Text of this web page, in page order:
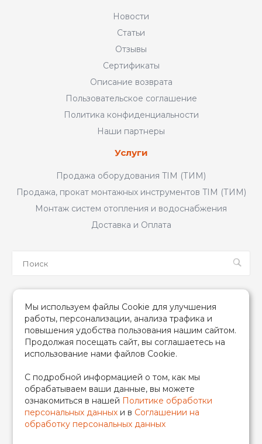
Новости
Статьи
Отзывы
Сертификаты
Описание возврата
Пользовательское соглашение
Политика конфиденциальности
Наши партнеры
Услуги
Продажа оборудования TIM (ТИМ)
Продажа, прокат монтажных инструментов TIM (ТИМ)
Монтаж систем отопления и водоснабжения
Доставка и Оплата
2026 © TIM (ТИМ) Инженерная сантехника, Все права
защищены
ИП Гончаренко Надежда Николаевна
500708528433/319500700011740
Мы используем файлы Cookie для улучшения
работы, персонализации, анализа трафика и
повышения удобства пользования нашим сайтом.
Продолжая посещать сайт, вы соглашаетесь на
использование нами файлов Cookie.
С подробной информацией о том, как мы
обрабатываем ваши данные, вы можете
ознакомиться в нашей Политике обработки
персональных данных и в Соглашении на
обработку персональных данных